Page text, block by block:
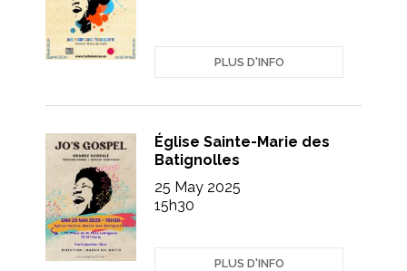
PLUS D'INFO
Église Sainte-Marie des
Batignolles
25 May 2025
15h30
PLUS D'INFO